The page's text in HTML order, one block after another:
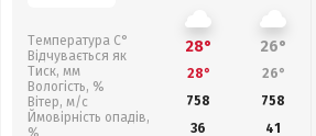
Температура С°
Відчувається як
Тиск, мм
Вологість, %
Вітер, м/с
Ймовірність опадів,
%
28° 26°
28° 26°
758
758
36
41